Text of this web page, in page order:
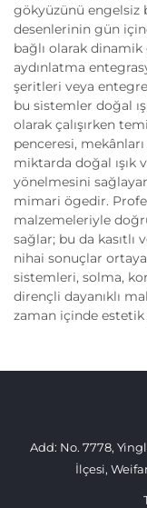
gökyüzünü engelsiz
desenlerinin gün
bağlı olarak
aydınlatma
şeritleri veya
bu sistemler doğal
olarak çalışırken
penceresi,
miktarda doğal ışık
yönelmesini
mimari ögedir.
malzemeleriyle
sağlar; bu da
nihai sonuçlar ortaya
sistemleri, solma,
dirençli dayanıklı
zaman içinde
Add: No. 7778,
İlçesi,